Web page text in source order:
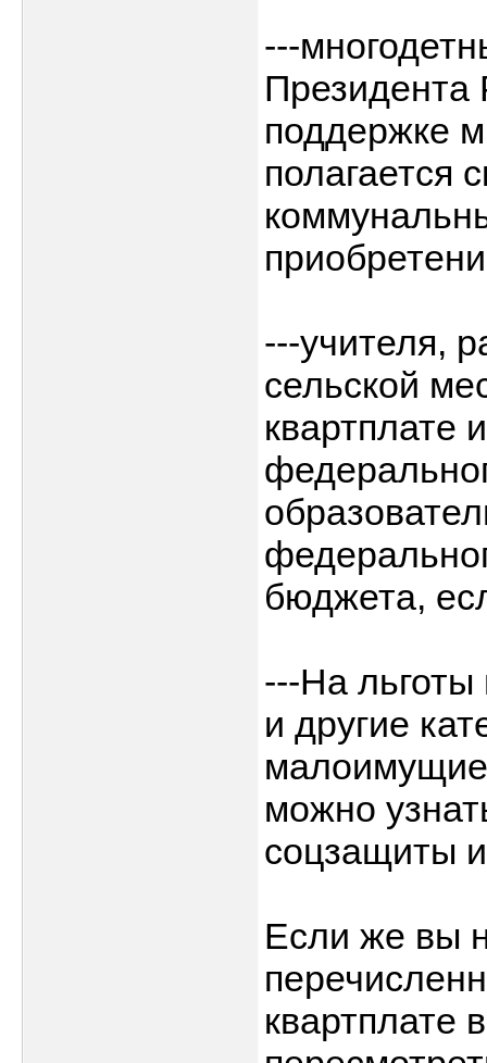
---
поддержке
полагается
---учителя,
сельской
квартплате
бюджета,
---На льготы
и другие
можно
соцзащиты
Если же вы
квартплате